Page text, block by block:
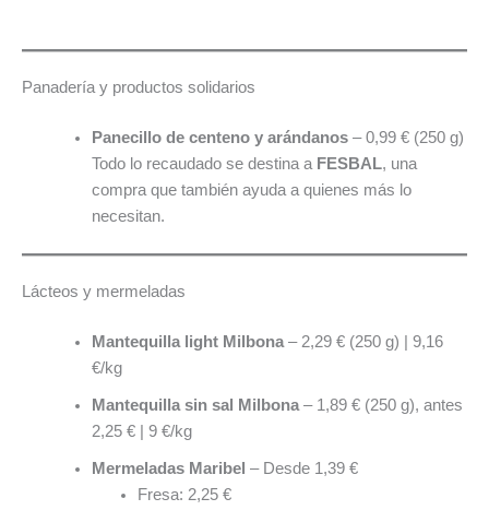
Panadería y productos solidarios
Panecillo de centeno y arándanos– 0,99 € (250 g)
Todo lo recaudado se destina a FESBAL, una
compra que también ayuda a quienes más lo
necesitan.
Lácteos y mermeladas
Mantequilla light Milbona– 2,29 € (250 g) | 9,16
€/kg
Mantequilla sin sal Milbona– 1,89 € (250 g), antes
2,25 € | 9 €/kg
Mermeladas Maribel – Desde 1,39 €
Fresa: 2,25 €